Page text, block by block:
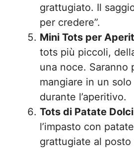
grattugiato. Il
per credere”.
Mini Tots per
tots più piccoli,
una noce. Saranno
mangiare in un
durante l’aperitivo.
Tots di Patate Dolci
l’impasto con
grattugiate al